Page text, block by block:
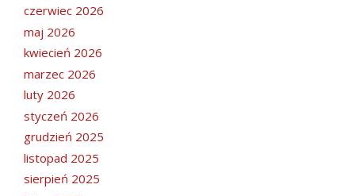
czerwiec 2026
maj 2026
kwiecień 2026
marzec 2026
luty 2026
styczeń 2026
grudzień 2025
listopad 2025
sierpień 2025